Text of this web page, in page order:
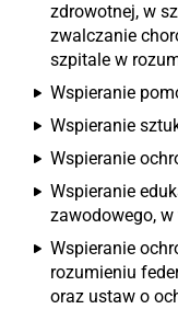
zdrowotnej, w
zwalczanie
szpitale w
Wspieranie
Wspieranie
Wspieranie
Wspieranie
zawodowego,
Wspieranie
rozumieniu
oraz ustaw o